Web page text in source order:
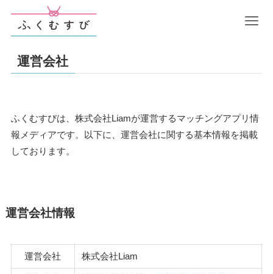
運営会社
ふくむすびは、株式会社Liamが運営するマッチングアプリ情
報メディアです。以下に、運営会社に関する基本情報を掲載
しております。
運営会社情報
運営会社 株式会社Liam